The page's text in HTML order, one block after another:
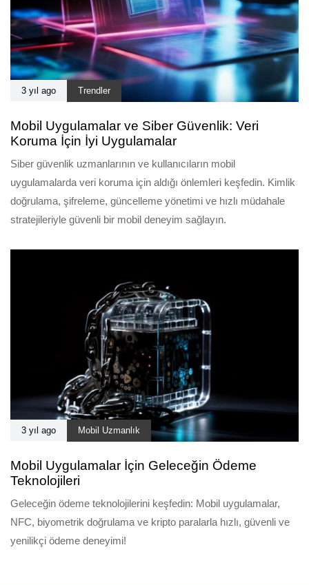
3 yıl ago Trendler
Mobil Uygulamalar ve Siber Güvenlik: Veri
Koruma İçin İyi Uygulamalar
Siber güvenlik uzmanlarının ve kullanıcıların mobil
uygulamalarda veri koruma için aldığı önlemleri keşfedin. Kimlik
doğrulama, şifreleme, güncelleme yönetimi ve hızlı müdahale
stratejileriyle güvenli bir mobil deneyim sağlayın.
3 yıl ago Mobil Uzmanlık
Mobil Uygulamalar İçin Geleceğin Ödeme
Teknolojileri
Geleceğin ödeme teknolojilerini keşfedin: Mobil uygulamalar,
NFC, biyometrik doğrulama ve kripto paralarla hızlı, güvenli ve
yenilikçi ödeme deneyimi!